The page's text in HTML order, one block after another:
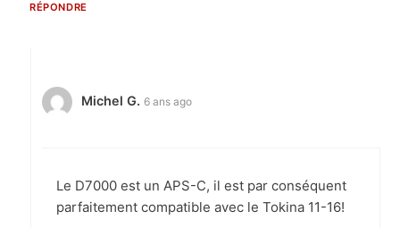
RÉPONDRE
Michel G. 6 ans ago
Le D7000 est un APS-C, il est par conséquent
parfaitement compatible avec le Tokina 11-16!